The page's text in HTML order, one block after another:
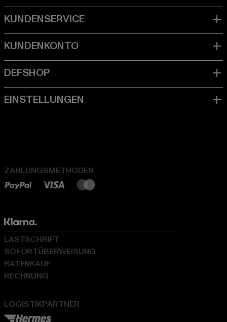
ZAHLUNGSMETHODEN
LOGISTIKPARTNER
LASTSCHRIFT
SOFORTÜBERWEISUNG
RATENKAUF
RECHNUNG